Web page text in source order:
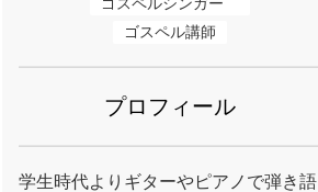
ゴスペル講師
プロフィール
学生時代よりギターやピアノで弾き語